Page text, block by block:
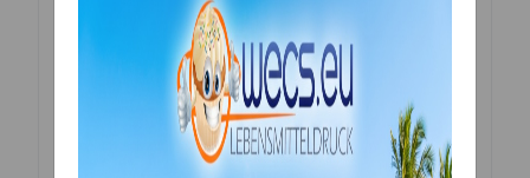
abgedeckt. in Zellulosepaste mit Aluminium abgedeckt.
Größe: 35 x 35cm